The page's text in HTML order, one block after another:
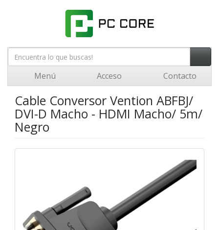
Menú Acceso Contacto
Cable Conversor Vention ABFBJ/
DVI-D Macho - HDMI Macho/ 5m/
Negro